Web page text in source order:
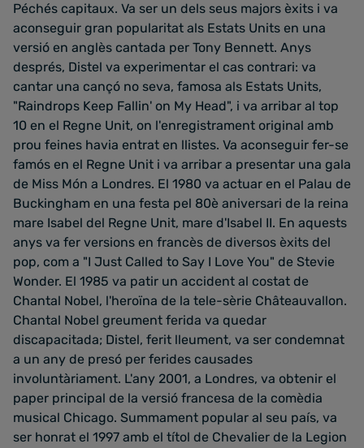
Péchés capitaux. Va ser un dels seus majors èxits i va
aconseguir gran popularitat als Estats Units en una
versió en anglès cantada per Tony Bennett. Anys
després, Distel va experimentar el cas contrari: va
cantar una cançó no seva, famosa als Estats Units,
"Raindrops Keep Fallin' on My Head", i va arribar al top
10 en el Regne Unit, on l'enregistrament original amb
prou feines havia entrat en llistes. Va aconseguir fer-se
famós en el Regne Unit i va arribar a presentar una gala
de Miss Món a Londres. El 1980 va actuar en el Palau de
Buckingham en una festa pel 80è aniversari de la reina
mare Isabel del Regne Unit, mare d'Isabel II. En aquests
anys va fer versions en francès de diversos èxits del
pop, com a "I Just Called to Say I Love You" de Stevie
Wonder. El 1985 va patir un accident al costat de
Chantal Nobel, l'heroïna de la tele-sèrie Châteauvallon.
Chantal Nobel greument ferida va quedar
discapacitada; Distel, ferit lleument, va ser condemnat
a un any de presó per ferides causades
involuntàriament. L'any 2001, a Londres, va obtenir el
paper principal de la versió francesa de la comèdia
musical Chicago. Summament popular al seu país, va
ser honrat el 1997 amb el títol de Chevalier de la Legion